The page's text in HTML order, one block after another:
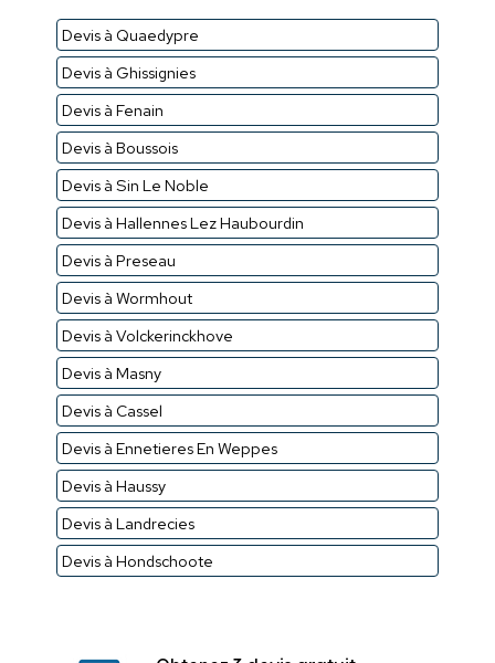
Devis à Quaedypre
Devis à Ghissignies
Devis à Fenain
Devis à Boussois
Devis à Sin Le Noble
Devis à Hallennes Lez Haubourdin
Devis à Preseau
Devis à Wormhout
Devis à Volckerinckhove
Devis à Masny
Devis à Cassel
Devis à Ennetieres En Weppes
Devis à Haussy
Devis à Landrecies
Devis à Hondschoote